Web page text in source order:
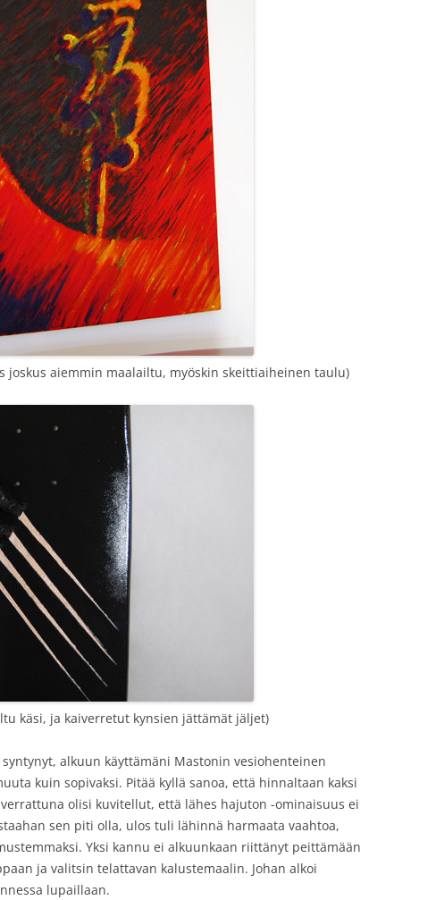
joskus aiemmin maalailtu, myöskin skeittiaiheinen taulu)
käsi, ja kaiverretut kynsien jättämät jäljet)
alkuun käyttämäni Mastonin vesiohenteinen
kuin sopivaksi. Pitää kyllä sanoa, että hinnaltaan kaksi
olisi kuvitellut, että lähes hajuton -ominaisuus ei
sen piti olla, ulos tuli lähinnä harmaata vaahtoa,
Yksi kannu ei alkuunkaan riittänyt peittämään
ja valitsin telattavan kalustemaalin. Johan alkoi
lupaillaan.